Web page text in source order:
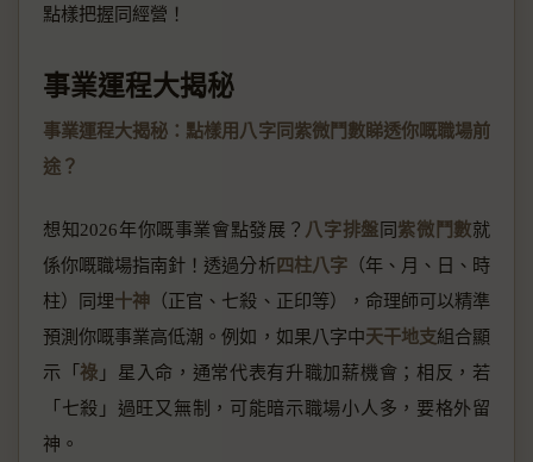
點樣把握同經營！
事業運程大揭秘
事業運程大揭秘：點樣用八字同紫微鬥數睇透你嘅職場前
途？
想知2026年你嘅事業會點發展？ 八字排盤同紫微鬥數就
係你嘅職場指南針！透過分析四柱八字（年、月、日、時
柱）同埋十神 （正官、七殺、正印等），命理師可以精準
預測你嘅事業高低潮。例如，如果八字中天干地支組合顯
示「祿 」星入命，通常代表有升職加薪機會；相反，若
「七殺」過旺又無制，可能暗示職場小人多，要格外留
神。